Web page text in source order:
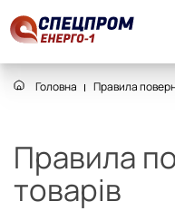
Головна Правила
Правила
товарів